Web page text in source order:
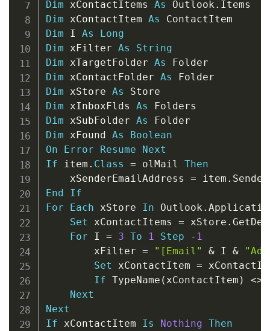
Dim xContactItems As Outlook .
Dim xContactItem As
Dim I As
Long
Dim xFilter As
String
Dim xTargetFolder As
Dim xContactFolder As
Dim xStore As
Dim xInboxFlds As
Dim xSubFolder As
Dim xFound As
Boolean
On
Error Resume
Next
If item . Class = olMail Then
    xSenderEmailAddress
= item .
End
If
For
Each xStore In Outlook .
Set xContactItems = xStore .
For I = 3 To 1 Step - 1
        xFilter
= "[Email" & I &
Set xContactItem =
If TypeName ( xContactItem ) <>
Next
Next
If xContactItem Is Nothing Then